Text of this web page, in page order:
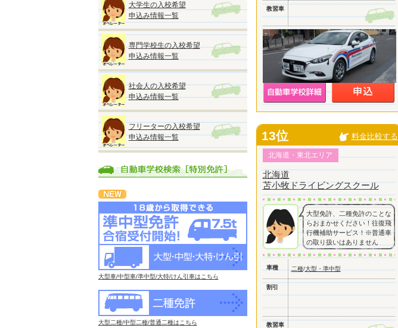
大学生の入校希望
申込み情報一覧
専門学校生の入校希望
申込み情報一覧
社会人の入校希望
申込み情報一覧
フリーターの入校希望
申込み情報一覧
大型車/中型車/準中型/大特/けん引車はこちら
大型二種/中型二種/普通二種はこちら
教習車
13位 料金比較する
北海道・東北エリア
北海道
苫小牧ドライビングスクール
大型免許、二種免許のことな
らおまかせください！往復飛
行機補助サービス！※普通車
の取り扱いはありません
車種 二種/大型・準中型
割引
教習車